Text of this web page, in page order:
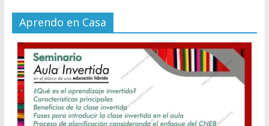
Aprendo en Casa